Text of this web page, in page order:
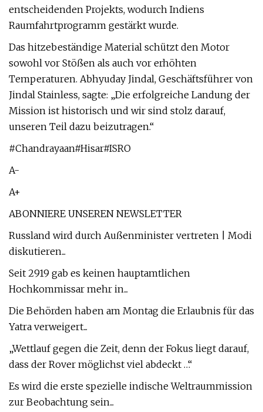
entscheidenden Projekts, wodurch Indiens
Raumfahrtprogramm gestärkt wurde.
Das hitzebeständige Material schützt den Motor
sowohl vor Stößen als auch vor erhöhten
Temperaturen. Abhyuday Jindal, Geschäftsführer von
Jindal Stainless, sagte: „Die erfolgreiche Landung der
Mission ist historisch und wir sind stolz darauf,
unseren Teil dazu beizutragen.“
#Chandrayaan#Hisar#ISRO
A-
A+
ABONNIERE UNSEREN NEWSLETTER
Russland wird durch Außenminister vertreten | Modi
diskutieren...
Seit 2919 gab es keinen hauptamtlichen
Hochkommissar mehr in...
Die Behörden haben am Montag die Erlaubnis für das
Yatra verweigert...
„Wettlauf gegen die Zeit, denn der Fokus liegt darauf,
dass der Rover möglichst viel abdeckt …“
Es wird die erste spezielle indische Weltraummission
zur Beobachtung sein...